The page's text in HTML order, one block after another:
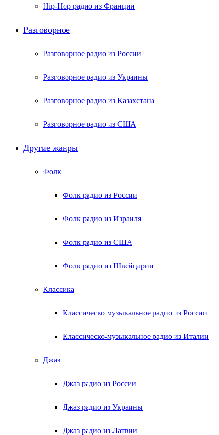
Hip-Hop радио из Франции
Разговорное
Разговорное радио из России
Разговорное радио из Украины
Разговорное радио из Казахстана
Разговорное радио из США
Другие жанры
Фолк
Фолк радио из России
Фолк радио из Израиля
Фолк радио из США
Фолк радио из Швейцарии
Классика
Классическо-музыкальное радио из России
Классическо-музыкальное радио из Италии
Джаз
Джаз радио из России
Джаз радио из Украины
Джаз радио из Латвии